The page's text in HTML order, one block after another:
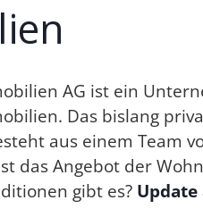
AG ist ein
Das bislang
aus einem Team
das Angebot der
gibt es? Update